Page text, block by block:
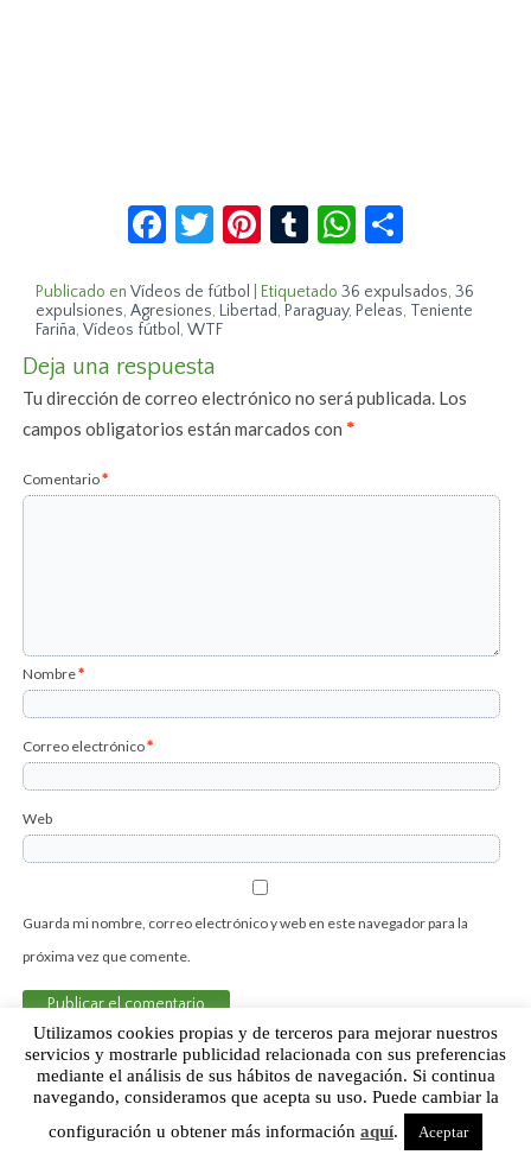
Facebook
Twitter
Pinterest
TumblrWhatsApp
Publicado en Vídeos de fútbol Etiquetado 36 expulsados,36
expulsiones,Agresiones, Libertad, Paraguay, Peleas, Teniente
Fariña,Vídeos fútbol,WTF
Deja una respuesta
Tu dirección de correo electrónico no será publicada. Los
campos obligatorios están marcados con*
Comentario*
Nombre*
Correo electrónico*
Web
Guarda mi nombre, correo electrónico y web en este navegador para la
próxima vez que comente.
Sobre Humor Fútbol Club | Aviso legal |Contacto
Humor Fútbol Club © 2015. Todos los derechos reservados
Utilizamos cookies propias y de terceros para mejorar nuestros
servicios y mostrarle publicidad relacionada con sus preferencias
mediante el análisis de sus hábitos de navegación. Si continua
navegando, consideramos que acepta su uso. Puede cambiar la
configuración u obtener más información aquí. Aceptar